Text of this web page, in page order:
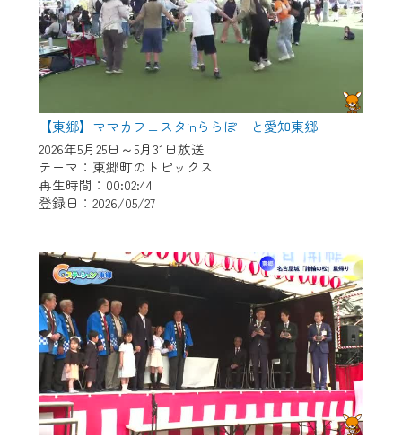
【東郷】ママカフェスタinららぽーと愛知東郷
2026年5月25日～5月31日放送
テーマ：東郷町のトピックス
再生時間：00:02:44
登録日：2026/05/27